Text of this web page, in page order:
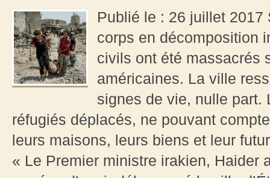
Publié le : 26 juillet 2017
corps en décomposition
civils ont été massacrés
américaines. La ville
signes de vie, nulle part.
réfugiés déplacés, ne pouvant
leurs maisons, leurs biens et leur
« Le Premier ministre irakien,